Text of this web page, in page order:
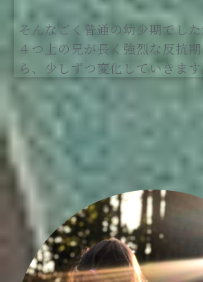
そんなごく普通の幼少期でし
４つ上の兄が長く強烈な反抗
ら、少しずつ変化していきます